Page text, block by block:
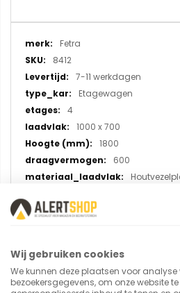
Meer
informatie
Fetra
8412
7-11 werkdagen
Etagewagen
4
1000 x 700
1800
600
U plaatst een review
Etagewagen 8412,
Wij gebruiken cookies
We kunnen deze plaatsen voor analyse
bezoekersgegevens, om onze website te